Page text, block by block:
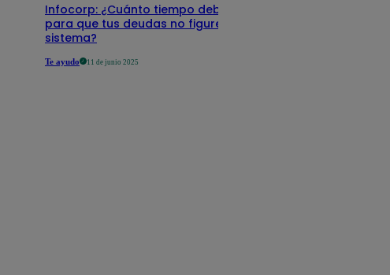
Infocorp: ¿Cuánto tiempo debe pasar
para que tus deudas no figuren en su
sistema?
Te ayudo 11 de junio 2025